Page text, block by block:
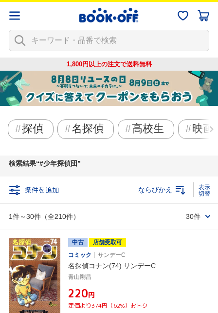
1,800円以上の注文で送料無料
探偵 名探偵 高校生 映画
検索結果 #少年探偵団
条件を追加
1件～30件（全210件）
ならびかえ
30件
中古
店舗受取可
コミック
サンデーC
名探偵コナン(74) サンデーC
青山剛昌
¥220円
定価より374円（62%）おトク